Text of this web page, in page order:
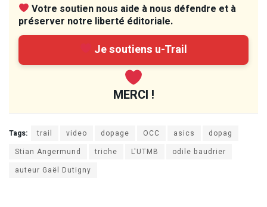
Votre soutien nous aide à nous défendre et à
préserver notre liberté éditoriale.
Je soutiens u-Trail
MERCI !
Tags: trail video dopage OCC asics
dopag
Stian Angermund
triche L'UTMB
odile baudrier
auteur Gaël Dutigny